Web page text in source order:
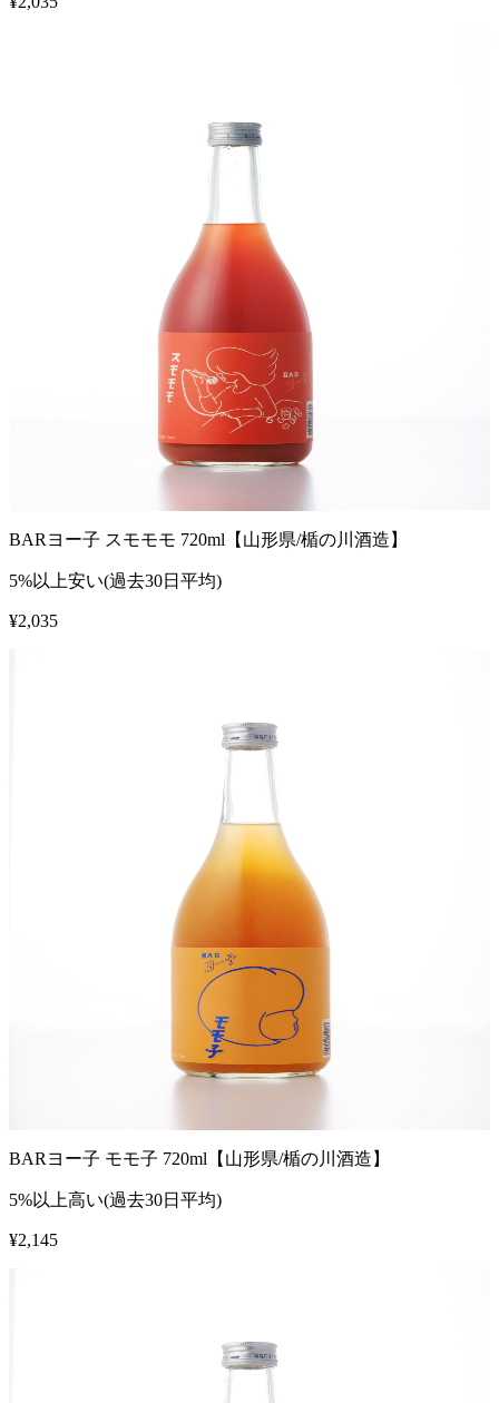
BARヨー子 スモモモ 720ml【山形県/楯の川酒造】
5%以上安い(過去30日平均)
¥2,035
BARヨー子 モモ子 720ml【山形県/楯の川酒造】
5%以上高い(過去30日平均)
¥2,145